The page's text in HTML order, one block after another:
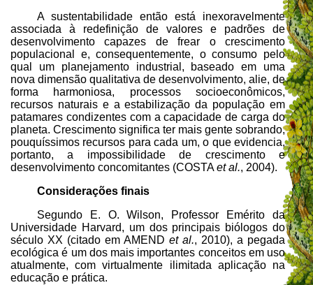
A sustentabilidade então está inexoravelmente
associada à redefinição de valores e padrões de
desenvolvimento capazes de frear o crescimento
populacional e, consequentemente, o consumo pelo
qual um planejamento industrial, baseado em uma
nova dimensão qualitativa de desenvolvimento, alie, de
forma harmoniosa, processos socioeconômicos,
recursos naturais e a estabilização da população em
patamares condizentes com a capacidade de carga do
planeta. Crescimento significa ter mais gente sobrando,
pouquíssimos recursos para cada um, o que evidencia,
portanto, a impossibilidade de crescimento e
desenvolvimento concomitantes (COSTAet al., 2004).
Considerações finais
Segundo E. O. Wilson, Professor Emérito da
Universidade Harvard, um dos principais biólogos do
século XX (citado em AMEND et al., 2010), a pegada
ecológica é um dos mais importantes conceitos em uso
atualmente, com virtualmente ilimitada aplicação na
educação e prática.